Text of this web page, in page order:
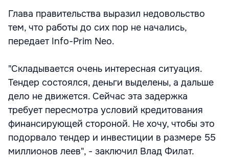
Глава правительства выразил недовольство
тем, что работы до сих пор не начались,
передает Info-Prim Neo.
"Складывается очень интересная ситуация.
Тендер состоялся, деньги выделены, а дальше
дело не движется. Сейчас эта задержка
требует пересмотра условий кредитования
финансирующей стороной. Не хочу, чтобы это
подорвало тендер и инвестиции в размере 55
миллионов леев", - заключил Влад Филат.